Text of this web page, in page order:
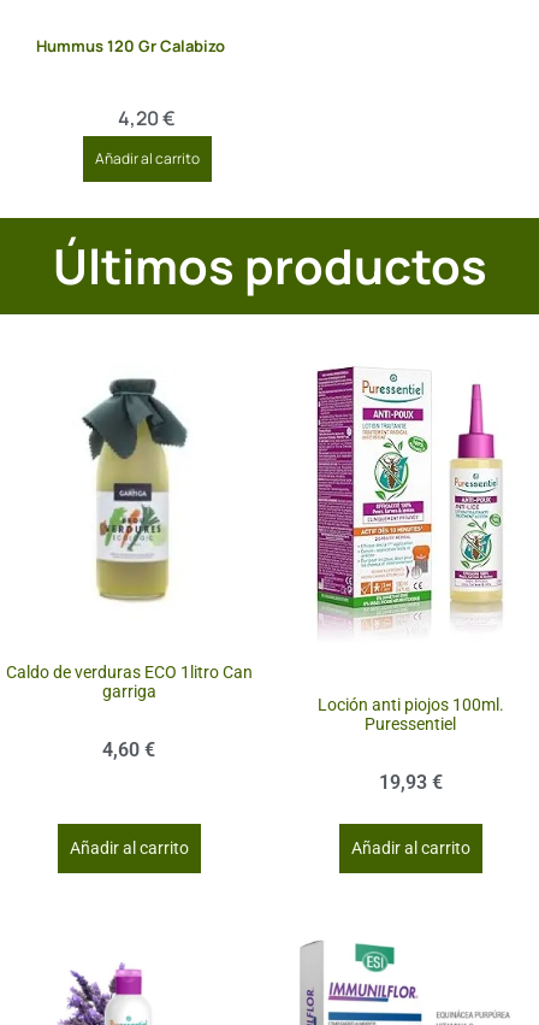
Hummus 120 Gr Calabizo
4,20€
Añadir al carrito
Últimos productos
Caldo de verduras ECO 1litro Can
garriga
4,60 €
Añadir al carrito
Loción anti piojos 100ml.
Puressentiel
19,93 €
Añadir al carrito